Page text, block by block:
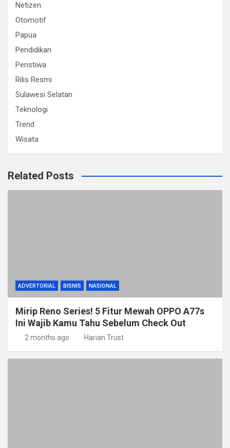
Netizen
Otomotif
Papua
Pendidikan
Peristiwa
Rilis Resmi
Sulawesi Selatan
Teknologi
Trend
Wisata
Related Posts
ADVERTORIAL BISNIS NASIONAL
Mirip Reno Series! 5 Fitur Mewah OPPO A77s
Ini Wajib Kamu Tahu Sebelum Check Out
2 months ago Harian Trust